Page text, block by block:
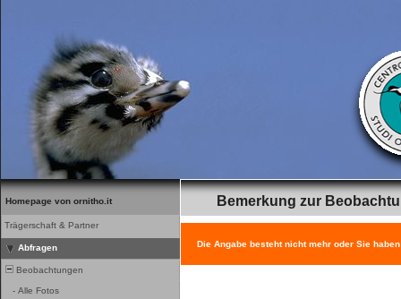
Homepage von ornitho.it
Trägerschaft & Partner
Abfragen
Beobachtungen
- Alle Fotos
Bemerkung zur
Die Angabe besteht nicht mehr oder Sie